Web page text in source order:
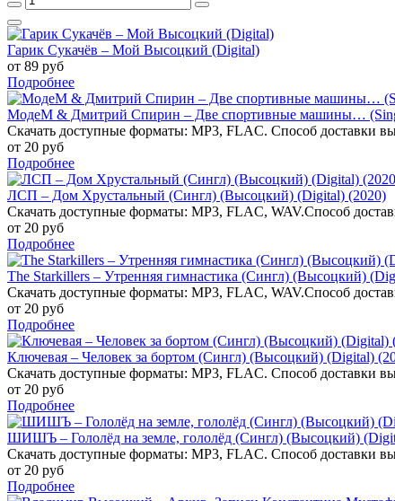
Гарик Сукачёв – Мой Высоцкий (Digital)
от 89 руб
Подробнее
МодеМ & Дмитрий Спирин – Две спортивные машины…
Скачать доступные форматы: MP3, FLAC. Способ доставки
от 20 руб
Подробнее
ЛСП – Дом Хрустальный (Сингл) (Высоцкий) (Digital) (2020)
Скачать доступные форматы: MP3, FLAC, WAV.Способ
от 20 руб
Подробнее
The Starkillers – Утренняя гимнастика (Сингл) (Высоцкий)
Скачать доступные форматы: MP3, FLAC, WAV.Способ
от 20 руб
Подробнее
Ключевая – Человек за бортом (Сингл) (Высоцкий) (Digital)
Скачать доступные форматы: MP3, FLAC. Способ доставки
от 20 руб
Подробнее
ШИШЪ – Гололёд на земле, гололёд (Сингл) (Высоцкий)
Скачать доступные форматы: MP3, FLAC. Способ доставки
от 20 руб
Подробнее